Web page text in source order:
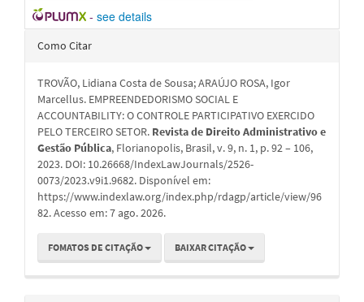
- see details
Detalhes
artigo
Como Citar
TROVÃO, Lidiana Costa de Sousa; ARAÚJO ROSA, Igor
Marcellus. EMPREENDEDORISMO SOCIAL E
ACCOUNTABILITY: O CONTROLE PARTICIPATIVO EXERCIDO
PELO TERCEIRO SETOR. Revista de Direito Administrativo e
Gestão Pública, Florianopolis, Brasil, v. 9, n. 1, p. 92 – 106,
2023. DOI: 10.26668/IndexLawJournals/2526-
0073/2023.v9i1.9682. Disponível em:
https://www.indexlaw.org/index.php/rdagp/article/view/96
82. Acesso em: 7 ago. 2026.
FOMATOS DE CITAÇÃO BAIXAR CITAÇÃO